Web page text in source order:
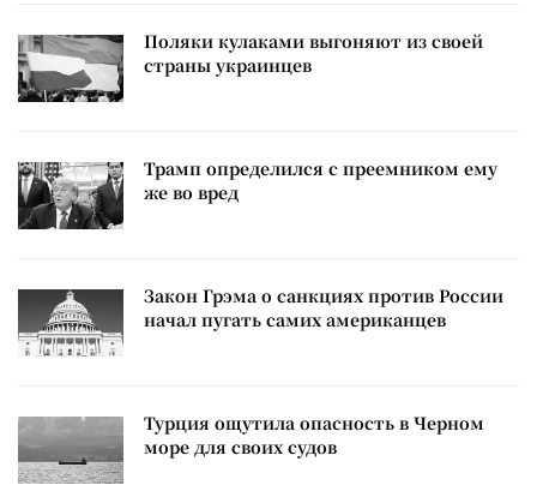
Поляки кулаками выгоняют из своей
страны украинцев
Трамп определился с преемником ему
же во вред
Закон Грэма о санкциях против России
начал пугать самих американцев
Турция ощутила опасность в Черном
море для своих судов